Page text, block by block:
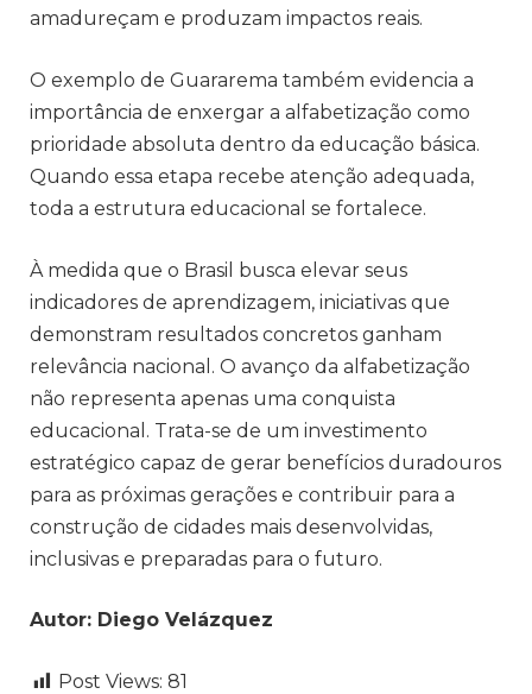
amadureçam e produzam impactos reais.
O exemplo de Guararema também evidencia a
importância de enxergar a alfabetização como
prioridade absoluta dentro da educação básica.
Quando essa etapa recebe atenção adequada,
toda a estrutura educacional se fortalece.
À medida que o Brasil busca elevar seus
indicadores de aprendizagem, iniciativas que
demonstram resultados concretos ganham
relevância nacional. O avanço da alfabetização
não representa apenas uma conquista
educacional. Trata-se de um investimento
estratégico capaz de gerar benefícios duradouros
para as próximas gerações e contribuir para a
construção de cidades mais desenvolvidas,
inclusivas e preparadas para o futuro.
Autor: Diego Velázquez
Post Views: 81